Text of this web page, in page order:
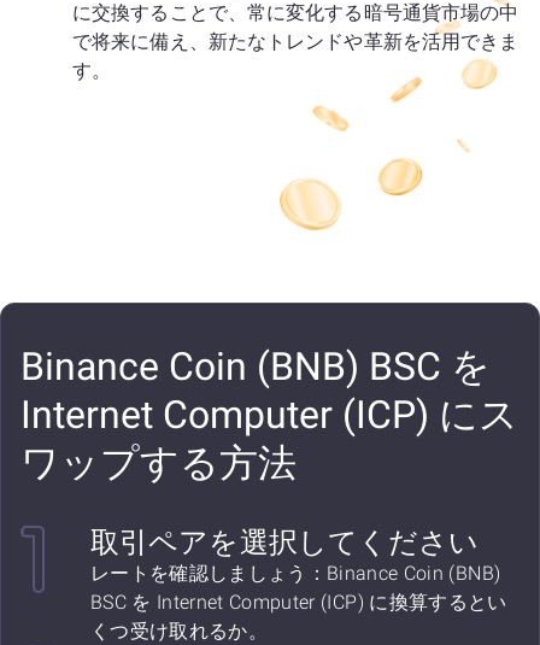
に交換することで、常に変化する暗号通貨市場の中
で将来に備え、新たなトレンドや革新を活用できま
す。
Binance Coin (BNB) BSC を
Internet Computer (ICP) にス
ワップする方法
取引ペアを選択してください
レートを確認しましょう：Binance Coin (BNB)
BSC を Internet Computer (ICP) に換算するとい
くつ受け取れるか。